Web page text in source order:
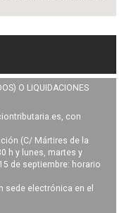
O LIQUIDACIONES
, con
(C/ Mártires de la
h y lunes, martes y
de septiembre: horario
sede electrónica en el